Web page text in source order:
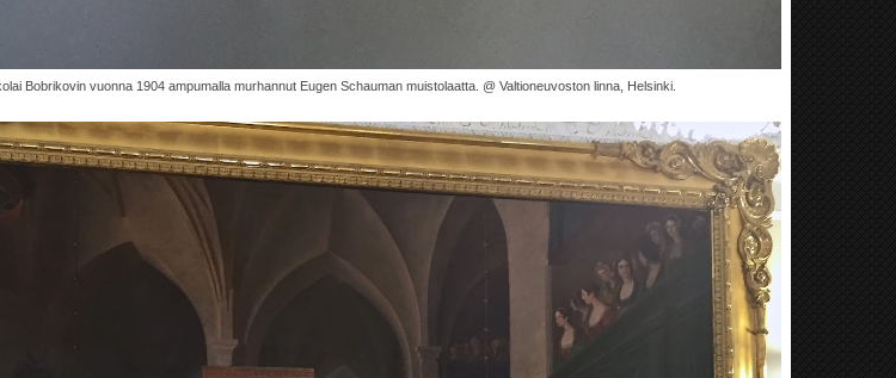
Bobrikovin vuonna 1904 ampumalla murhannut Eugen Schauman muistolaatta. @ Valtioneuvoston linna, Helsinki.